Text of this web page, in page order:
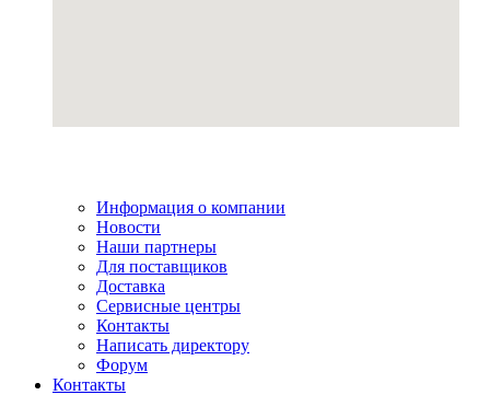
Информация о компании
Новости
Наши партнеры
Для поставщиков
Доставка
Сервисные центры
Контакты
Написать директору
Форум
Контакты